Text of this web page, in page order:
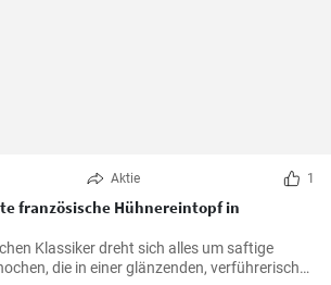
Aktie 1
französische Hühnereintopf in
Klassiker dreht sich alles um saftige
die in einer glänzenden, verführerisch